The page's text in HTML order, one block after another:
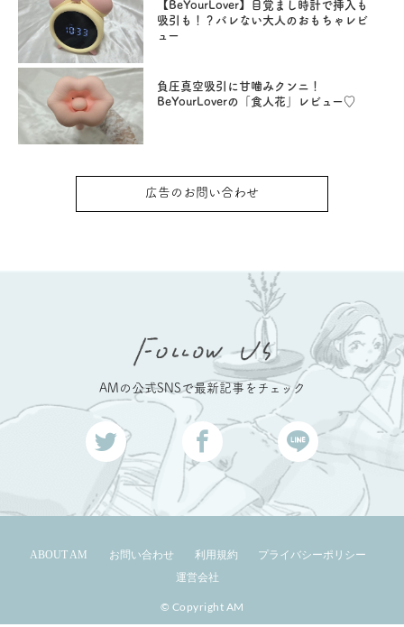
【BeYourLover】目覚まし時計で挿入も
吸引も！？バレない大人のおもちゃレビ
ュー
負圧真空吸引に甘噛みクンニ！
BeYourLoverの「食人花」レビュー♡
広告のお問い合わせ
AMの公式SNSで最新記事をチェック
ABOUT AM お問い合わせ 利用規約
プライバシーポリシー
運営会社
© Copyright AM